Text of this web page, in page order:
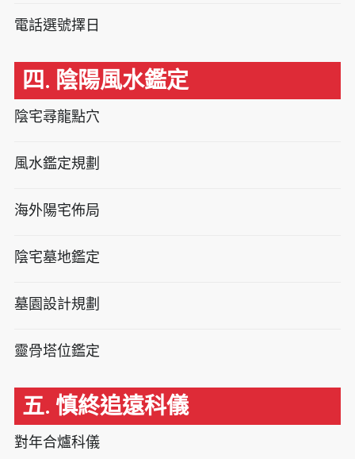
電話選號擇日
四. 陰陽風水鑑定
陰宅尋龍點穴
風水鑑定規劃
海外陽宅佈局
陰宅墓地鑑定
墓園設計規劃
靈骨塔位鑑定
五. 慎終追遠科儀
對年合爐科儀